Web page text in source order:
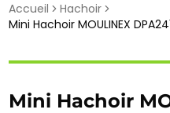
Accueil
Hachoir
Mini Hachoir MOULINEX
Mini Hachoir